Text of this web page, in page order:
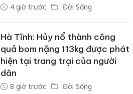
4 giờ trước Đời Sống
Hà Tĩnh: Hủy nổ thành công
quả bom nặng 113kg được phát
hiện tại trang trại của người
dân
8 giờ trước Đời Sống